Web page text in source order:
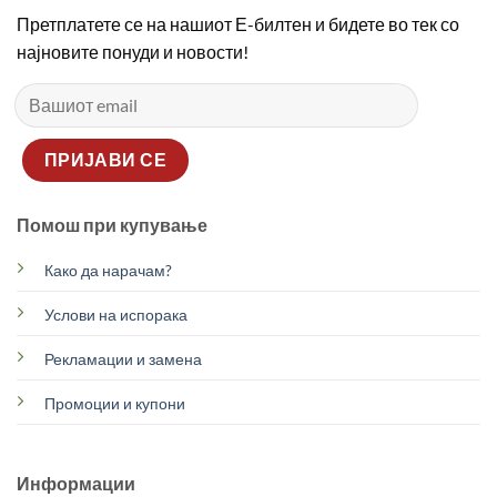
Претплатете се на нашиот Е-билтен и бидете во тек со
најновите понуди и новости!
Помош при купување
Како да нарачам?
Услови на испорака
Рекламации и замена
Промоции и купони
Информации